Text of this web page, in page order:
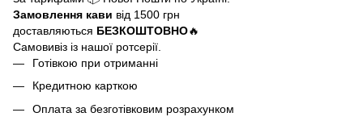
Замовлення кави від 1500 грн
доставляються БЕЗКОШТОВНО🔥
Самовивіз із нашої ротсерії.
Готівкою при отриманні
Кредитною карткою
Оплата за безготівковим розрахунком